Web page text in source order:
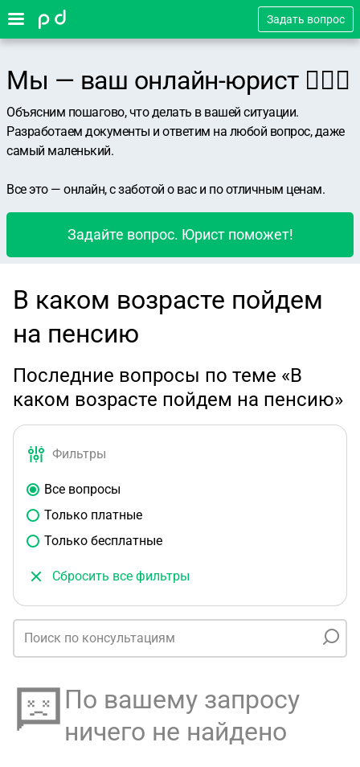
Задать вопрос
Мы — ваш онлайн-юрист 👨🏻‍⚖️
Объясним пошагово, что делать в вашей ситуации.
Разработаем документы и ответим на любой вопрос, даже
самый маленький.
Все это — онлайн, с заботой о вас и по отличным ценам.
Задайте вопрос. Юрист поможет!
В каком возрасте пойдем
на пенсию
Последние вопросы по теме «В
каком возрасте пойдем на пенсию»
Фильтры
Все вопросы
Только платные
Только бесплатные
Сбросить все фильтры
По вашему запросу
ничего не найдено